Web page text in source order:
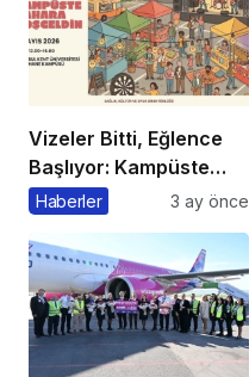
Vizeler Bitti, Eğlence
Başlıyor: Kampüste
Bahar Festivali
Haberler 3 ay önce